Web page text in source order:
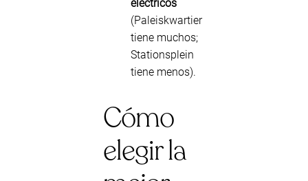
eléctricos
(Paleiskwartier
tiene muchos;
Stationsplein
tiene menos).
Cómo
elegir la